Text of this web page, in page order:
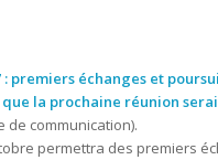
: premiers échanges et
la prochaine réunion
de communication).
permettra des premiers